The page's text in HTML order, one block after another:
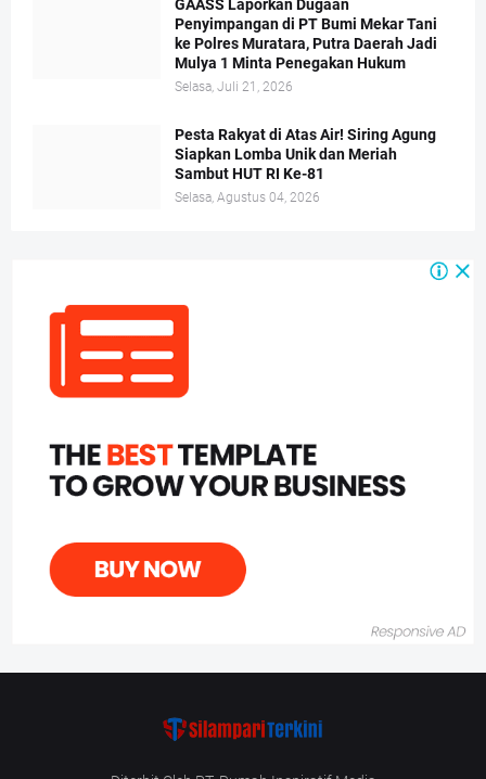
GAASS Laporkan Dugaan
Penyimpangan di PT Bumi Mekar Tani
ke Polres Muratara, Putra Daerah Jadi
Mulya 1 Minta Penegakan Hukum
Selasa, Juli 21, 2026
Pesta Rakyat di Atas Air! Siring Agung
Siapkan Lomba Unik dan Meriah
Sambut HUT RI Ke-81
Selasa, Agustus 04, 2026